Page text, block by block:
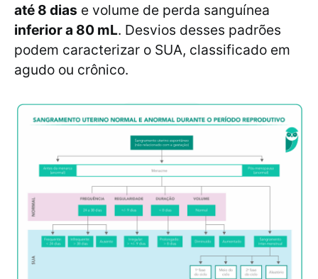
até 8 dias e volume de perda sanguínea
inferior a 80 mL. Desvios desses padrões
podem caracterizar o SUA, classificado em
agudo ou crônico.